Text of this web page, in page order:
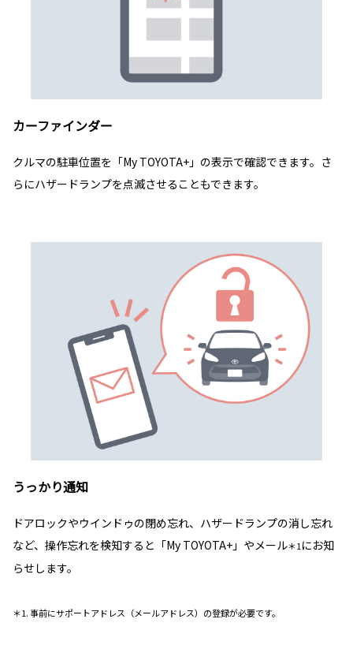
カーファインダー
クルマの駐車位置を「My TOYOTA+」の表示で確認できます。さ
らにハザードランプを点滅させることもできます。
うっかり通知
ドアロックやウインドゥの閉め忘れ、ハザードランプの消し忘れ
など、操作忘れを検知すると「My TOYOTA+」やメール＊1にお知
らせします。
＊1. 事前にサポートアドレス（メールアドレス）の登録が必要です。